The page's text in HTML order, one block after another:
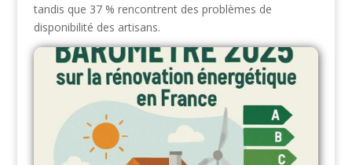
tandis que 37 % rencontrent des problèmes de
disponibilité des artisans.